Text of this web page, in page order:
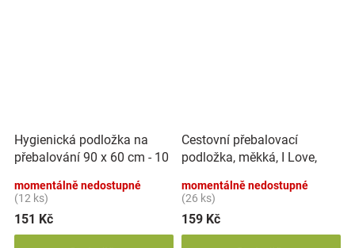
Hygienická podložka na
přebalování 90 x 60 cm - 10
momentálně nedostupné
(12 ks)
151 Kč
Cestovní přebalovací
podložka, měkká, I Love,
červena
momentálně nedostupné
(26 ks)
159 Kč